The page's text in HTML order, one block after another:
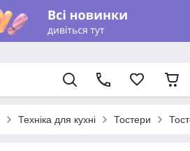
Техніка для кухні Тостери